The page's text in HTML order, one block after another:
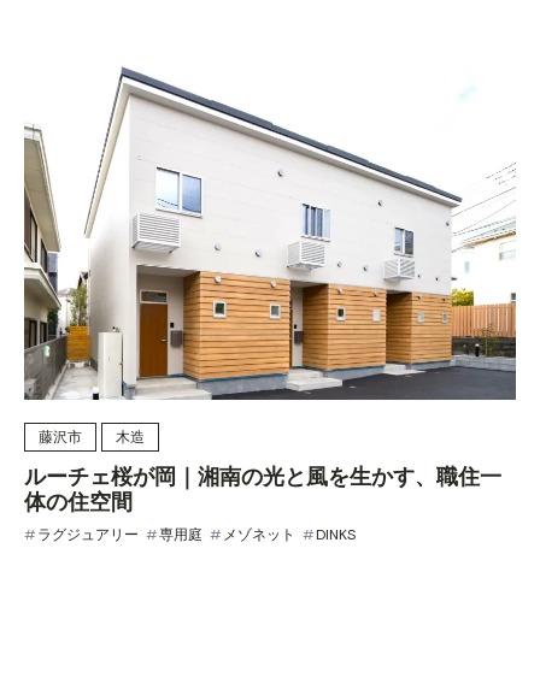
藤沢市 木造
ルーチェ桜が岡​｜湘南の光と風を生かす、職住一
体の住空間
ラグジュアリー 専用庭 メゾネット DINKS